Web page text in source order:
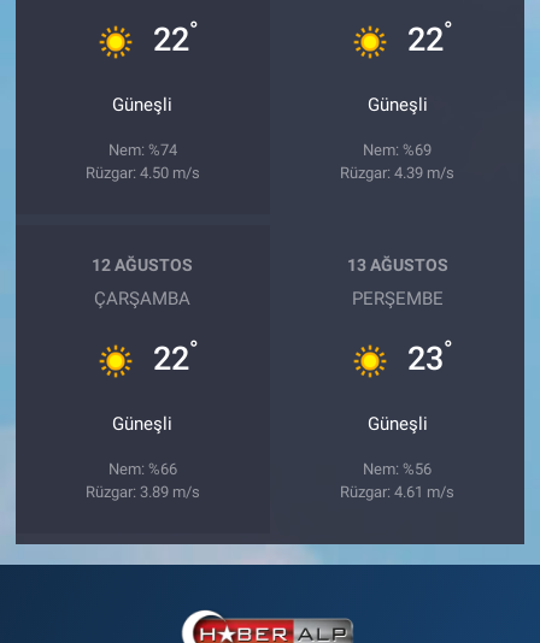
22°
Güneşli
Nem: %74
Rüzgar: 4.50 m/s
22°
Güneşli
Nem: %69
Rüzgar: 4.39 m/s
12 AĞUSTOS
ÇARŞAMBA
22°
Güneşli
Nem: %66
Rüzgar: 3.89 m/s
13 AĞUSTOS
PERŞEMBE
23°
Güneşli
Nem: %56
Rüzgar: 4.61 m/s